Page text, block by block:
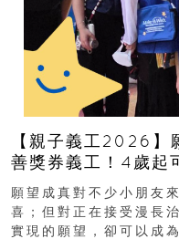
【親子義工2026
善獎券義工！4歲起
新界
願望成真對不少小朋友
喜；但對正在接受漫長
實現的願望，卻可以成